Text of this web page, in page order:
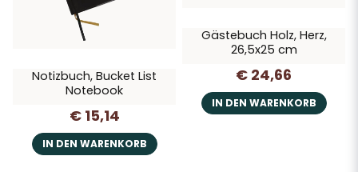
Notizbuch, Bucket List
Notebook
€ 15,14
IN DEN WARENKORB
Gästebuch Holz, Herz,
26,5x25 cm
€ 24,66
IN DEN WARENKORB